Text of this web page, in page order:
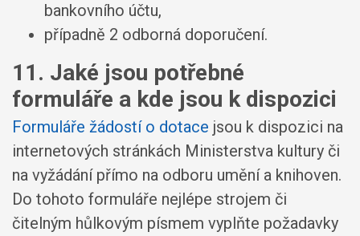
bankovního účtu,
případně 2 odborná doporučení.
11. Jaké jsou potřebné
formuláře a kde jsou k dispozici
Formuláře žádostí o dotace jsou k dispozici na
internetových stránkách Ministerstva kultury či
na vyžádání přímo na odboru umění a knihoven.
Do tohoto formuláře nejlépe strojem či
čitelným hůlkovým písmem vyplňte požadavky